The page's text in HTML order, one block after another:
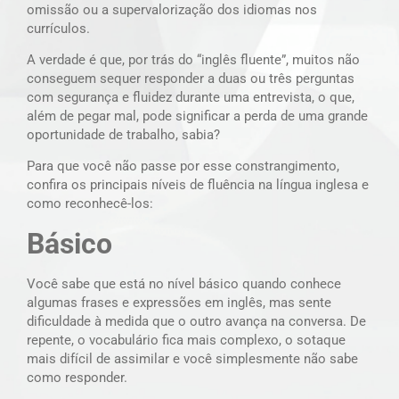
omissão ou a supervalorização dos idiomas nos
currículos.
A verdade é que, por trás do “inglês fluente”, muitos não
conseguem sequer responder a duas ou três perguntas
com segurança e fluidez durante uma entrevista, o que,
além de pegar mal, pode significar a perda de uma grande
oportunidade de trabalho, sabia?
Para que você não passe por esse constrangimento,
confira os principais níveis de fluência na língua inglesa e
como reconhecê-los:
Básico
Você sabe que está no nível básico quando conhece
algumas frases e expressões em inglês, mas sente
dificuldade à medida que o outro avança na conversa. De
repente, o vocabulário fica mais complexo, o sotaque
mais difícil de assimilar e você simplesmente não sabe
como responder.